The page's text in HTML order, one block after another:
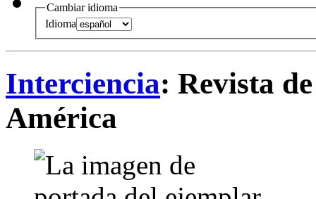
Cambiar idioma
Idioma
Interciencia: Revista
América